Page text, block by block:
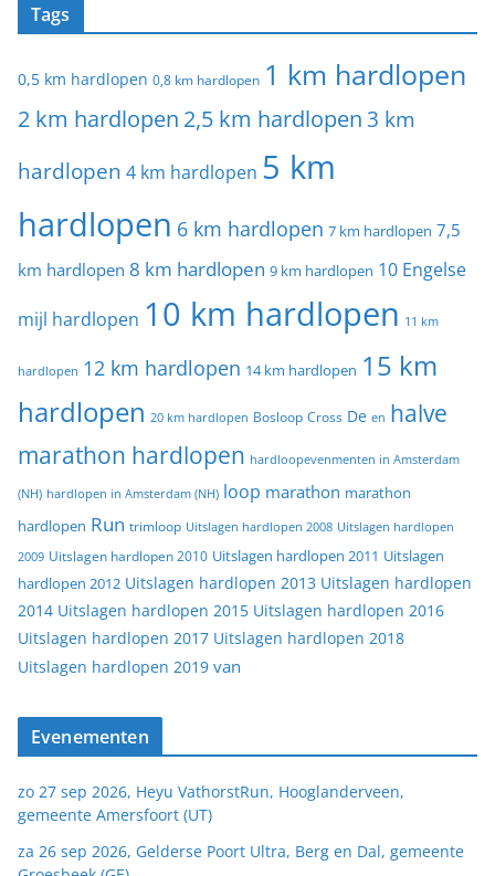
Tags
0,5 km hardlopen 0,8 km hardlopen 1 km hardlopen
2 km hardlopen 2,5 km hardlopen 3 km
hardlopen 4 km hardlopen 5 km
hardlopen 6 km hardlopen 7 km hardlopen 7,5
km hardlopen 8 km hardlopen 9 km hardlopen 10 Engelse
mijl hardlopen 10 km hardlopen 11 km
hardlopen 12 km hardlopen 14 km hardlopen 15 km
hardlopen 20 km hardlopen Bosloop Cross De en halve
marathon hardlopen hardloopevenmenten in Amsterdam
(NH) hardlopen in Amsterdam (NH) loop marathon marathon
hardlopen Run trimloop Uitslagen hardlopen 2008 Uitslagen hardlopen
2009 Uitslagen hardlopen 2010 Uitslagen hardlopen 2011 Uitslagen
hardlopen 2012 Uitslagen hardlopen 2013 Uitslagen hardlopen
2014 Uitslagen hardlopen 2015 Uitslagen hardlopen 2016
Uitslagen hardlopen 2017 Uitslagen hardlopen 2018
Uitslagen hardlopen 2019 van
Evenementen
zo 27 sep 2026, Heyu VathorstRun, Hooglanderveen,
gemeente Amersfoort (UT)
za 26 sep 2026, Gelderse Poort Ultra, Berg en Dal, gemeente